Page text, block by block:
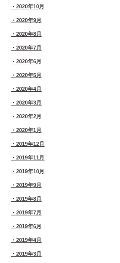
2020年10月
2020年9月
2020年8月
2020年7月
2020年6月
2020年5月
2020年4月
2020年3月
2020年2月
2020年1月
2019年12月
2019年11月
2019年10月
2019年9月
2019年8月
2019年7月
2019年6月
2019年4月
2019年3月